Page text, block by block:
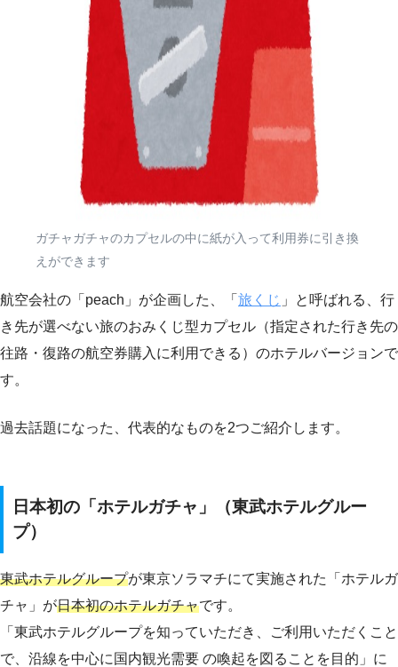
ガチャガチャのカプセルの中に紙が入って利用券に引き換
えができます
航空会社の「peach」が企画した、「 旅くじ 」と呼ばれる、行
き先が選べない旅のおみくじ型カプセル（指定された行き先の
往路・復路の航空券購入に利用できる）のホテルバージョンで
す。
過去話題になった、代表的なものを2つご紹介します。
日本初の「ホテルガチャ」（東武ホテルグルー
プ）
東武ホテルグループが東京ソラマチにて実施された「ホテルガ
チャ」が日本初のホテルガチャです。
「東武ホテルグループを知っていただき、ご利用いただくこと
で、沿線を中心に国内観光需要 の喚起を図ることを目的」に